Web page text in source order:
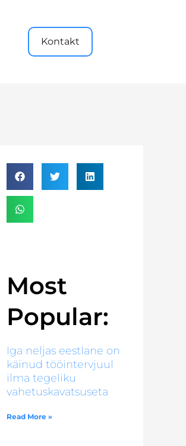
Kontakt
Most
Popular:
Iga neljas eestlane on
käinud tööintervjuul
ilma tegeliku
vahetuskavatsuseta
Read More »